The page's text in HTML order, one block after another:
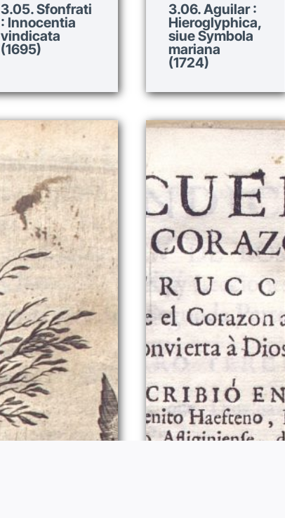
3.05. Sfonfrati
: Innocentia
vindicata
(1695)
3.06. Aguilar :
Hieroglyphica,
siue Symbola
mariana
(1724)